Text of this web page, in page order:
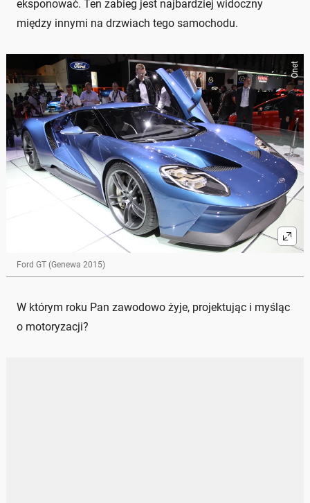
eksponować. Ten zabieg jest najbardziej widoczny
między innymi na drzwiach tego samochodu.
Onet
Ford GT (Genewa 2015)
W którym roku Pan zawodowo żyje, projektując i myśląc
o motoryzacji?